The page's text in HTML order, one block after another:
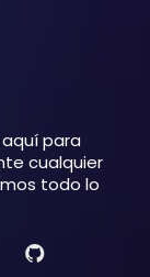
para
cualquier
todo lo